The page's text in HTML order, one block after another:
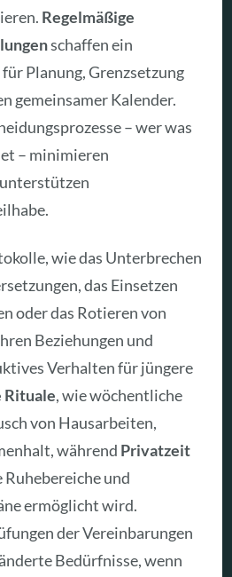
Regelmäßige
schaffen ein
Planung, Grenzsetzung
gemeinsamer Kalender.
– wer was
– minimieren
wie das Unterbrechen
das Einsetzen
oder das Rotieren von
Beziehungen und
Verhalten für jüngere
, wie wöchentliche
von Hausarbeiten,
während Privatzeit
Ruhebereiche und
ermöglicht wird.
der Vereinbarungen
Bedürfnisse, wenn